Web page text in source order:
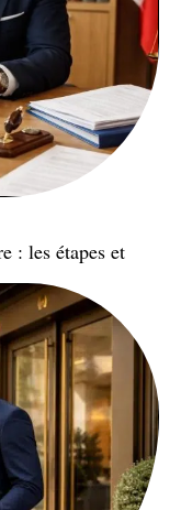
: les étapes et